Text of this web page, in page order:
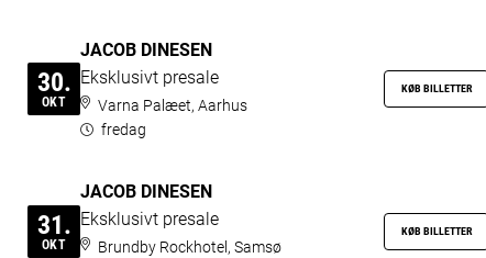
30.
OKT
JACOB DINESEN
Eksklusivt presale
Varna Palæet, Aarhus
fredag
KØB BILLETTER
31.
OKT
JACOB DINESEN
Eksklusivt presale
Brundby Rockhotel, Samsø
KØB BILLETTER